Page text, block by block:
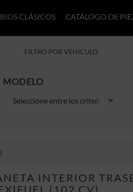
CLÁSICOS CATÁLOGO DE
FILTRO POR VEHICULO
MODELO
INTERIOR
(102 CV)